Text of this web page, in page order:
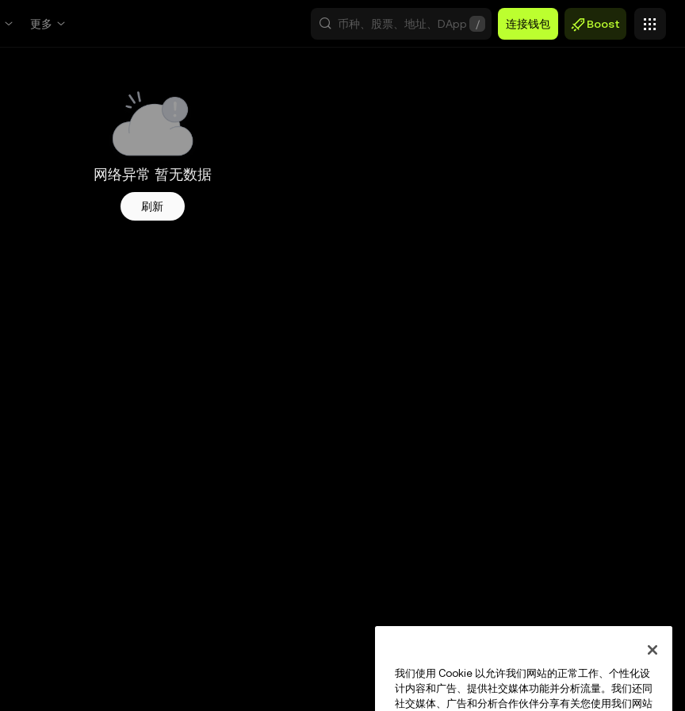
更多 / 连接钱包 Boost
网络异常 暂无数据
刷新
我们使用 Cookie 以允许我们网站的正常工作、个性化设
计内容和广告、提供社交媒体功能并分析流量。我们还同
社交媒体、广告和分析合作伙伴分享有关您使用我们网站